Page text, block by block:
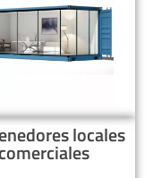
locales
comerciales